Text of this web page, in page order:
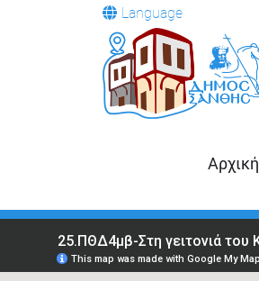
Language
Αρχική